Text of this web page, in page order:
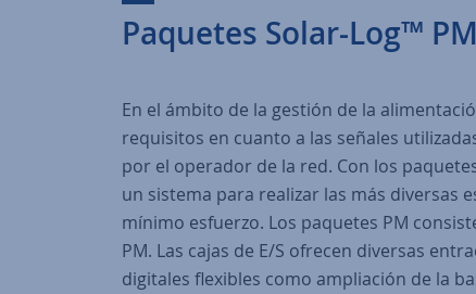
Paquetes Solar-Log™ PM
En el ámbito de la gestión de la
requisitos en cuanto a las señales
por el operador de la red. Con los
un sistema para realizar las más diversas
mínimo esfuerzo. Los paquetes PM
PM. Las cajas de E/S ofrecen diversas
digitales flexibles como ampliación de la